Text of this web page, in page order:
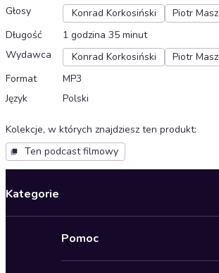
Głosy
Konrad Korkosiński
Piotr
Długość
1 godzina 35 minut
Wydawca
Konrad Korkosiński
Piotr
Format
MP3
Język
Polski
Kolekcje, w których znajdziesz ten produkt:
Ten podcast filmowy
Kategorie
Pomoc